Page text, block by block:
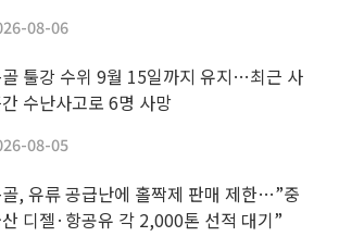
08-06
툴강 수위 9월 15일까지 유지…최근 사
수난사고로 6명 사망
08-05
, 유류 공급난에 홀짝제 판매 제한…”중
디젤·항공유 각 2,000톤 선적 대기”